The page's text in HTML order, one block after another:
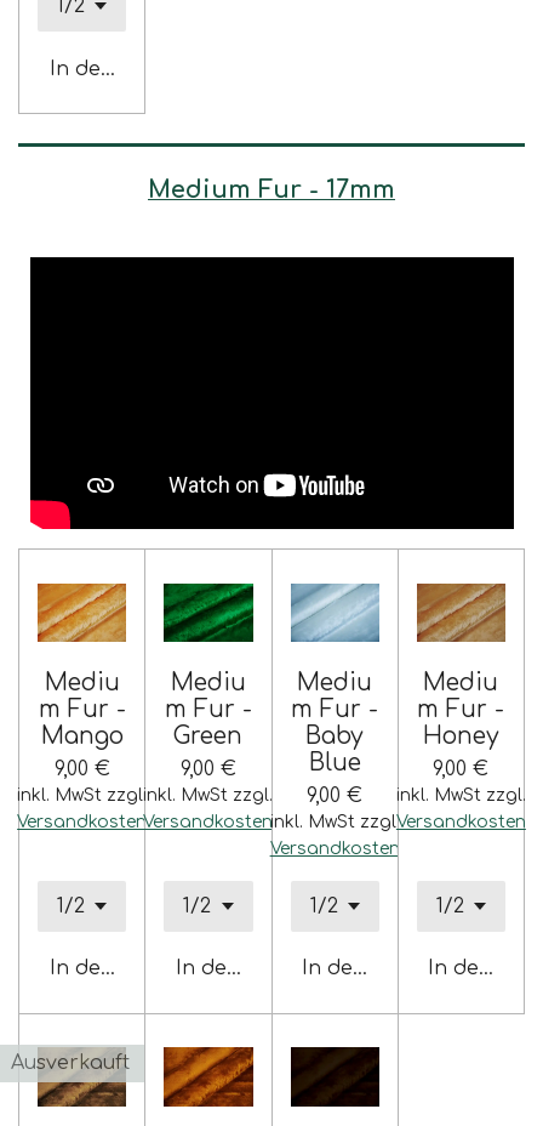
In den Warenkorb
Medium Fur - 17mm
Mediu
m Fur -
Mango
9,00 €
inkl. MwSt zzgl.
Versandkosten
In den Warenkorb
Mediu
m Fur -
Green
9,00 €
inkl. MwSt zzgl.
Versandkosten
In den Warenkorb
Mediu
m Fur -
Baby
Blue
9,00 €
inkl. MwSt zzgl.
Versandkosten
In den Warenkorb
Mediu
m Fur -
Honey
9,00 €
inkl. MwSt zzgl.
Versandkosten
In den
Ausverkauft